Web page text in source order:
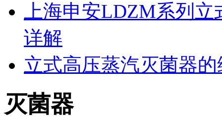
上海申安LDZM系列
详解
立式高压蒸汽灭菌器
灭菌器